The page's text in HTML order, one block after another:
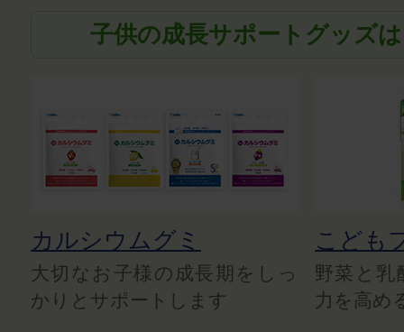
子供の成長サポートグッズ
カルシウムグミ
大切なお子様の成長期をしっ
かりとサポートします
こども
野菜と乳
力を高め